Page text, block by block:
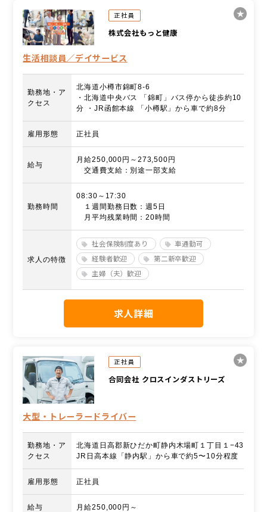
正社員
株式会社もっと健康
生活相談員／デイサービス
勤務地・ア
クセス
北海道小樽市錦町8-6
・北海道中央バス 「錦町」バス停から徒歩約10
分 ・JR函館本線 「小樽駅」から車で約8分
雇用形態 正社員
給与
月給250,000円～273,500円
交通費支給：別途一部支給
勤務時間
08:30～17:30
１週間勤務日数：週5日
月平均残業時間：20時間
求人の特徴
社会保険制度あり
車通勤可
経験者歓迎
第二新卒歓迎
主婦（夫）歓迎
求人詳細
正社員
合同会社 クロスインダストリーズ
大型・トレーラードライバー
勤務地・ア
クセス
北海道日高郡新ひだか町静内木場町１丁目１−43
JR日高本線「静内駅」から車で約5〜10分程度
雇用形態 正社員
給与 月給250,000円～